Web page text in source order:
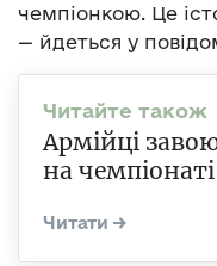
чемпіонкою. Це
— йдеться у
Армійці
на